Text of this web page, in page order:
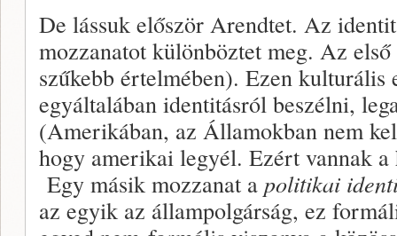
De lássuk először Arendtet. Az
mozzanatot különböztet meg. Az első
szűkebb értelmében). Ezen kulturális
egyáltalában identitásról beszélni,
(Amerikában, az Államokban nem
hogy amerikai legyél. Ezért vannak
Egy másik mozzanat a politikai
az egyik az állampolgárság, ez